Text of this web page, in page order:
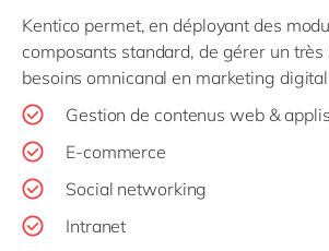
Kentico permet, en déployant des
composants standard, de gérer un
besoins omnicanal en marketing
Gestion de contenus web &
E-commerce
Social networking
Intranet